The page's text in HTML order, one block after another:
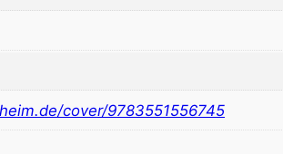
cover/9783551556745